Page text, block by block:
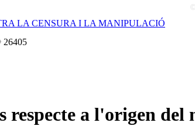
LA CENSURA I LA MANIPULACIÓ
26405
respecte a l'origen